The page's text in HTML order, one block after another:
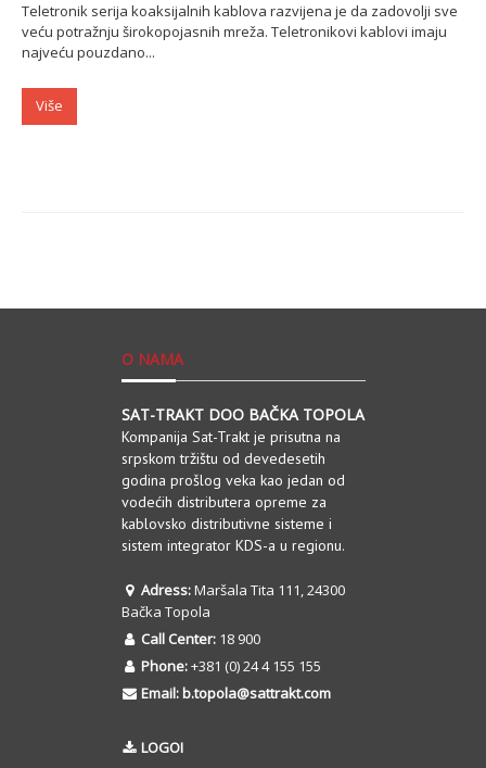
Teletronik serija koaksijalnih kablova razvijena je da zadovolji sve
veću potražnju širokopojasnih mreža. Teletronikovi kablovi imaju
najveću pouzdano...
Više
O NAMA
SAT-TRAKT DOO BAČKA TOPOLA
Kompanija Sat-Trakt je prisutna na
srpskom tržištu od devedesetih
godina prošlog veka kao jedan od
vodećih distributera opreme za
kablovsko distributivne sisteme i
sistem integrator KDS-a u regionu.
Adress:Maršala Tita 111, 24300
Bačka Topola
Call Center: 18 900
Phone:+381 (0) 24 4 155 155
Email: b.topola@sattrakt.com
LOGOI